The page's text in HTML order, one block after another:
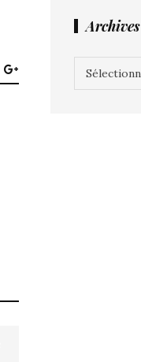
Archives